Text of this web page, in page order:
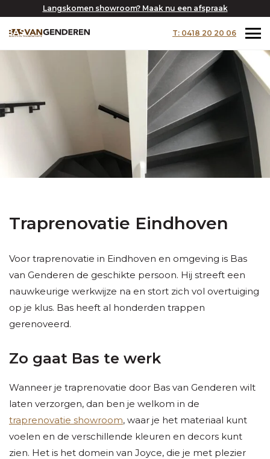
Langskomen showroom? Maak nu een afspraak
T: 0418 20 20 06
Traprenovatie Eindhoven
Voor traprenovatie in Eindhoven en omgeving is Bas
van Genderen de geschikte persoon. Hij streeft een
nauwkeurige werkwijze na en stort zich vol overtuiging
op je klus. Bas heeft al honderden trappen
gerenoveerd.
Zo gaat Bas te werk
Wanneer je traprenovatie door Bas van Genderen wilt
laten verzorgen, dan ben je welkom in de
traprenovatie showroom, waar je het materiaal kunt
voelen en de verschillende kleuren en decors kunt
zien. Het is het domein van Joyce, die je met plezier